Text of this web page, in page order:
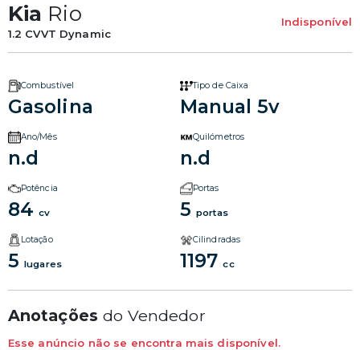
Kia Rio
1.2 CVVT Dynamic
Indisponível
Combustível
Gasolina
Tipo de Caixa
Manual 5v
Ano/Mês
n.d
Quilómetros
n.d
Potência
84cv
Portas
5portas
Lotação
5lugares
Cilindradas
1197cc
Anotaçõesdo Vendedor
Esse anúncio não se encontra mais disponível.